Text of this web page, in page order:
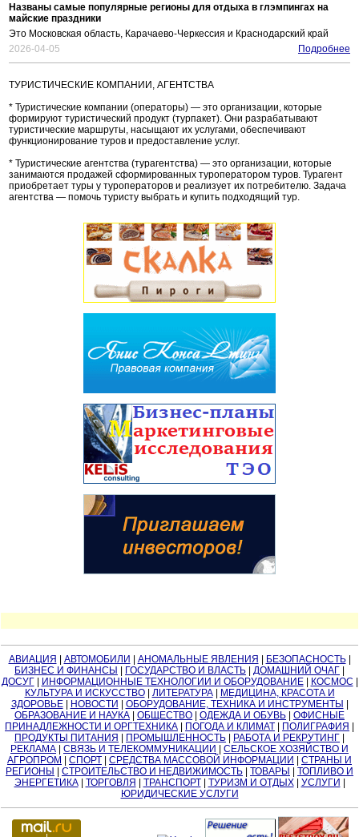
Названы самые популярные регионы для отдыха в глэмпингах на
майские праздники
Это Московская область, Карачаево-Черкессия и Краснодарский край
2026-04-05
Подробнее
ТУРИСТИЧЕСКИЕ КОМПАНИИ, АГЕНТСТВА
* Туристические компании (операторы) — это организации, которые
формируют туристический продукт (турпакет). Они разрабатывают
туристические маршруты, насыщают их услугами, обеспечивают
функционирование туров и предоставление услуг.
* Туристические агентства (турагентства) — это организации, которые
занимаются продажей сформированных туроператором туров. Турагент
приобретает туры у туроператоров и реализует их потребителю. Задача
агентства — помочь туристу выбрать и купить подходящий тур.
АВИАЦИЯ АВТОМОБИЛИ АНОМАЛЬНЫЕ ЯВЛЕНИЯ БЕЗОПАСНОСТЬ|
БИЗНЕС И ФИНАНСЫ
ГОСУДАРСТВО И ВЛАСТЬ ДОМАШНИЙ ОЧАГ
ДОСУГ| ИНФОРМАЦИОННЫЕ ТЕХНОЛОГИИ И ОБОРУДОВАНИЕ| КОСМОС
КУЛЬТУРА И ИСКУССТВО| ЛИТЕРАТУРА|
МЕДИЦИНА, КРАСОТА И
ЗДОРОВЬЕ| НОВОСТИ ОБОРУДОВАНИЕ, ТЕХНИКА И ИНСТРУМЕНТЫ
ОБРАЗОВАНИЕ И НАУКА
ОБЩЕСТВО ОДЕЖДА И ОБУВЬ
ОФИСНЫЕ
ПРИНАДЛЕЖНОСТИ И ОРГТЕХНИКА
ПОГОДА И КЛИМАТ ПОЛИГРАФИЯ
ПРОДУКТЫ ПИТАНИЯ
ПРОМЫШЛЕННОСТЬ РАБОТА И РЕКРУТИНГ
РЕКЛАМА
СВЯЗЬ И ТЕЛЕКОММУНИКАЦИИ
СЕЛЬСКОЕ ХОЗЯЙСТВО И
АГРОПРОМ
СПОРТ СРЕДСТВА МАССОВОЙ ИНФОРМАЦИИ
СТРАНЫ И
РЕГИОНЫ
СТРОИТЕЛЬСТВО И НЕДВИЖИМОСТЬ ТОВАРЫ
ТОПЛИВО И
ЭНЕРГЕТИКА| ТОРГОВЛЯ ТРАНСПОРТ| ТУРИЗМ И ОТДЫХ| УСЛУГИ
ЮРИДИЧЕСКИЕ УСЛУГИ